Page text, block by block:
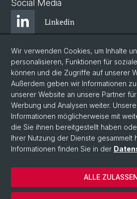
Social Media
Linkedin
Bluesky
Instagram
Facebook
© Universität Basel
Zentrum für Afrikastudien Basel
Datenschutzerklärung
Wir verwenden Cookies, um Inhalte
personalisieren, Funktionen für
können und die Zugriffe auf unserer
Außerdem geben wir Informationen
unserer Website an unsere Partner
Werbung und Analysen weiter.
Informationen möglicherweise mit
die Sie ihnen bereitgestellt haben
Ihrer Nutzung der Dienste gesammelt
Informationen finden Sie in der
ALLE